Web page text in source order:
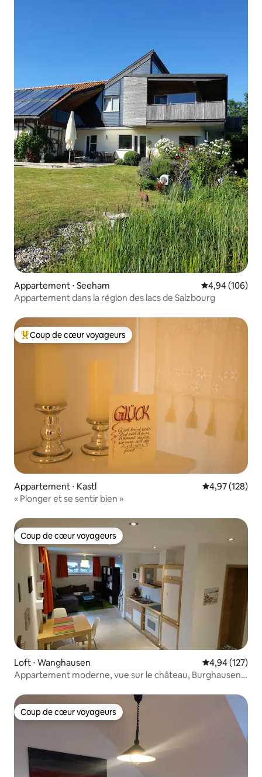
Appartement ⋅ Seeham Évaluation
4,94 (106)
Appartement dans la région des lacs de Salzbourg
Coups de cœur voyageurs les plus appréciés
Coup de cœur voyageurs
Appartement ⋅ Kastl Évaluation
4,97 (128)
« Plonger et se sentir bien »
Coup de cœur voyageurs
Coup de cœur voyageurs
Loft ⋅ Wanghausen Évaluation
4,94 (127)
Appartement moderne, vue sur le château, Burghausen,
Coup de cœur voyageurs
Coup de cœur voyageurs